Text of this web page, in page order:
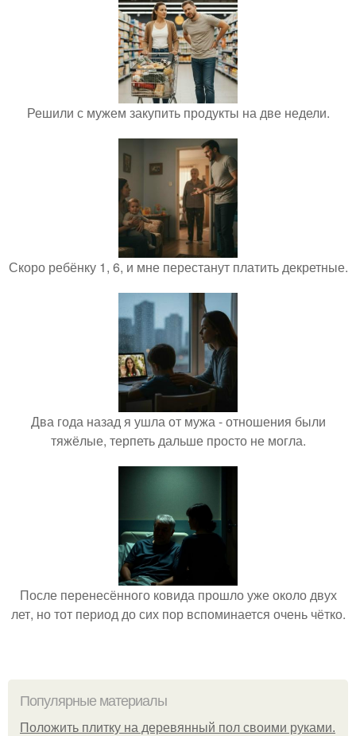
Решили с мужем закупить продукты на две недели.
Скоро ребёнку 1, 6, и мне перестанут платить декретные.
Два года назад я ушла от мужа - отношения были
тяжёлые, терпеть дальше просто не могла.
После перенесённого ковида прошло уже около двух
лет, но тот период до сих пор вспоминается очень чётко.
Популярные материалы
Положить плитку на деревянный пол своими руками.